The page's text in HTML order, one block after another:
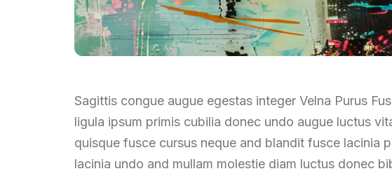
Sagittis congue augue egestas integer Velna Purus
ligula ipsum primis cubilia donec undo augue luctus
quisque fusce cursus neque and blandit fusce lacinia
lacinia undo and mullam molestie diam luctus donec